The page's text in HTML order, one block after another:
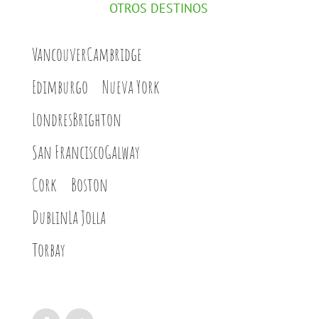
OTROS DESTINOS
VancouverCambridge
Edimburgo
Nueva York
LondresBrighton
San FranciscoGalway
Cork
Boston
DublinLa Jolla
Torbay